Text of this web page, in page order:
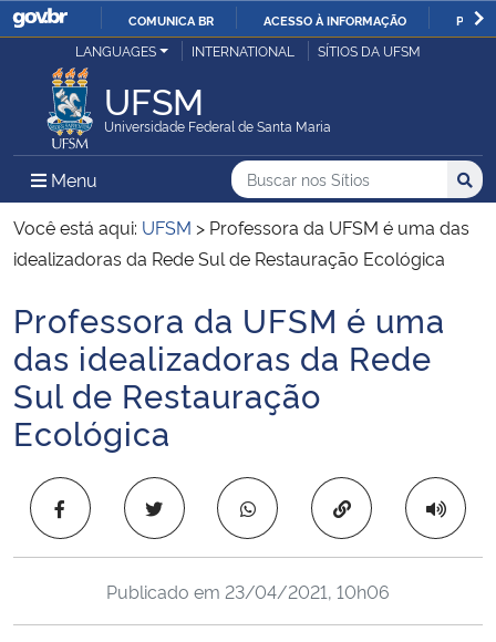
IR
COMUNICA BR ACESSO À INFORMAÇÃO
Ministério da Justiça e Segurança Pública
Ministério da Defesa
Ministério das Relações Exteriores
Ministério da Infraestrutura
Ministério da Agricultura, Pecuária e Abastecimento
Ministério da Educação
Ministério da Cidadania
Ministério de Minas e Energia
LANGUAGES INTERNATIONAL SÍTIOS DA UFSM
UFSM
Universidade Federal de Santa Maria
Menu Menu Principal do Sítio
Busca
Buscar no nos Sítios
Busca:
Você está aqui: UFSM > Professora da UFSM é uma das
idealizadoras da Rede Sul de Restauração Ecológica
Início do conteúdo
Professora da UFSM é uma
das idealizadoras da Rede
Sul de Restauração
Ecológica
Copiar para área
Publicado em 23/04/2021, 10h06